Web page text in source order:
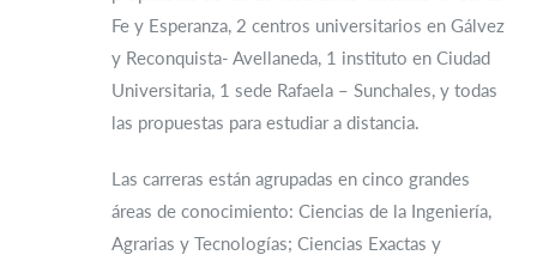
Fe y Esperanza, 2 centros universitarios en Gálvez
y Reconquista- Avellaneda, 1 instituto en Ciudad
Universitaria, 1 sede Rafaela – Sunchales, y todas
las propuestas para estudiar a distancia.
Las carreras están agrupadas en cinco grandes
áreas de conocimiento: Ciencias de la Ingeniería,
Agrarias y Tecnologías; Ciencias Exactas y